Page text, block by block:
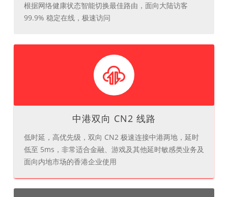
根据网络健康状态智能切换最佳路由，面向大陆访客
99.9% 稳定在线，极速访问
中港双向 CN2 线路
低时延，高优先级，双向 CN2 极速连接中港两地，延时
低至 5ms，非常适合金融、游戏及其他延时敏感类业务及
面向内地市场的香港企业使用